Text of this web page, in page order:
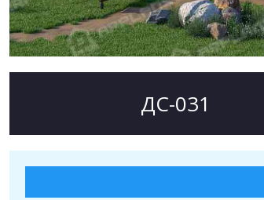
ДС-031